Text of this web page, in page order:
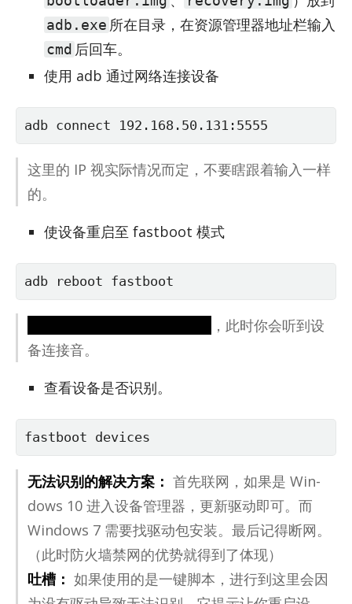
adb.exe 所在目录，在资源管理器地址栏输入
cmd 后回车。
使用 adb 通过网络连接设备
adb connect 192.168.50.131:5555
这里的 IP 视实际情况而定，不要瞎跟着输入一样
的。
使设备重启至 fastboot 模式
adb reboot fastboot
，此时你会听到设
备连接音。
查看设备是否识别。
fastboot devices
无法识别的解决方案： 首先联网，如果是 Win­
dows 10 进入设备管理器，更新驱动即可。而
Win­dows 7 需要找驱动包安装。最后记得断网。
（此时防火墙禁网的优势就得到了体现）
吐槽： 如果使用的是一键脚本，进行到这里会因